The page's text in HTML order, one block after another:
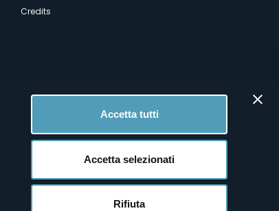
Accetta tutti
Accetta selezionati
Rifiuta
Credits